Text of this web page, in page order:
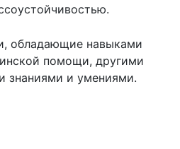
обладающие навыками
помощи, другими
знаниями и умениями.